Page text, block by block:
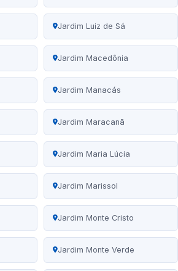
Jardim Luiz de Sá
Jardim Macedônia
Jardim Manacás
Jardim Maracanã
Jardim Maria Lúcia
Jardim Marissol
Jardim Monte Cristo
Jardim Monte Verde